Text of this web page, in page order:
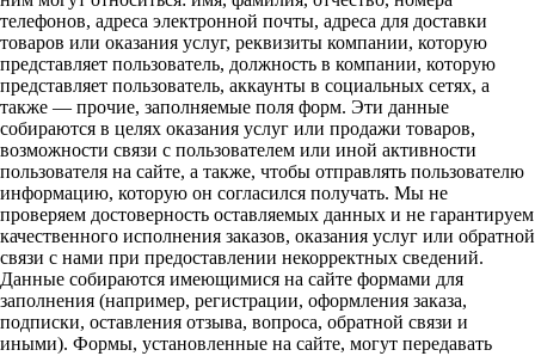
телефонов, адреса электронной почты, адреса для доставки
товаров или оказания услуг, реквизиты компании, которую
представляет пользователь, должность в компании, которую
представляет пользователь, аккаунты в социальных сетях, а
также — прочие, заполняемые поля форм. Эти данные
собираются в целях оказания услуг или продажи товаров,
возможности связи с пользователем или иной активности
пользователя на сайте, а также, чтобы отправлять пользователю
информацию, которую он согласился получать. Мы не
проверяем достоверность оставляемых данных и не гарантируем
качественного исполнения заказов, оказания услуг или обратной
связи с нами при предоставлении некорректных сведений.
Данные собираются имеющимися на сайте формами для
заполнения (например, регистрации, оформления заказа,
подписки, оставления отзыва, вопроса, обратной связи и
иными). Формы, установленные на сайте, могут передавать